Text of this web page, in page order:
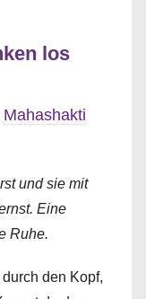
los
Mahashakti
und sie mit
Eine
Ruhe.
den Kopf,